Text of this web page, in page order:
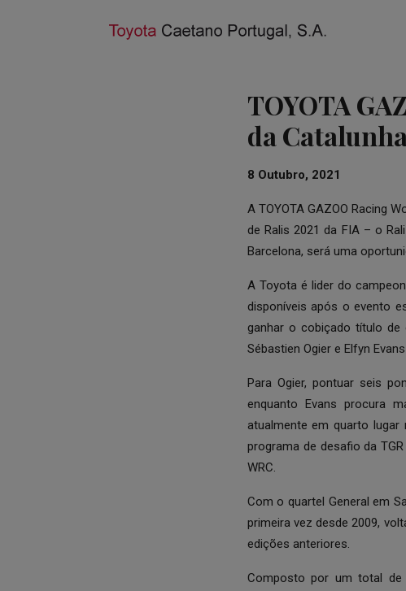
TOYOTA
da
8 Outubro, 2021
A TOYOTA GAZOO Racing
de Ralis 2021 da FIA – o
Barcelona, será uma
A Toyota é lider do
disponíveis após o evento
ganhar o cobiçado título de
Sébastien Ogier e Elfyn
Para Ogier, pontuar seis
enquanto Evans procura
atualmente em quarto
programa de desafio da
WRC.
Com o quartel General em
primeira vez desde 2009,
edições anteriores.
Composto por um total de